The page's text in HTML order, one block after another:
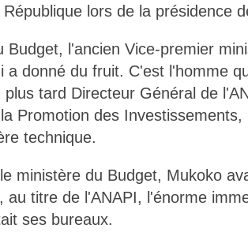
lors de la présidence
Budget, l'ancien Vice-premier
a donné du fruit. C'est l'homme
plus tard Directeur Général de
Promotion des
technique.
ministère du Budget, Mukoko
au titre de l'ANAPI, l'énorme
ses bureaux.